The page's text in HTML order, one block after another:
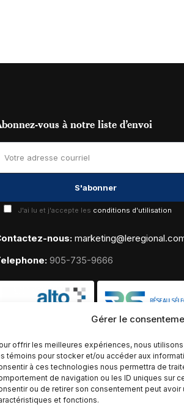
Gérer le
offrir les meilleures expériences, nous
témoins pour stocker et/ou accéder aux
à ces technologies nous permettra de
de navigation ou les ID uniques sur
ou de retirer son consentement peut
et fonctions.
vous à notre liste d’envoi
J'ai lu et j'accepte les conditions d'utilisation
nous:
905-735-9666